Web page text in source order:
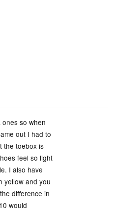
so when
out I had to
the toebox is
feel so light
I also have
yellow and you
difference in
would